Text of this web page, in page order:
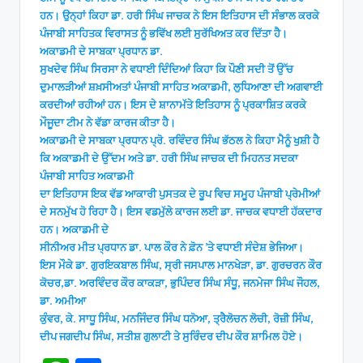
ਹਨ। ਉਨ੍ਹਾਂ ਕਿਹਾ ਡਾ. ਹਰੀ ਸਿੰਘ ਜਾਚਕ ਨੇ ਇਸ ਇਤਿਹਾਸ ਦੀ ਸੰਭਾਲ ਕਰਕੇ
ਪੰਜਾਬੀ ਸਾਹਿਤਕ ਵਿਰਾਸਤ ਨੂੰ ਭਵਿੱਖ ਲਈ ਸੁਰੱਖਿਅਤ ਕਰ ਦਿੱਤਾ ਹੈ।
ਅਕਾਡਮੀ ਦੇ ਸਾਬਕਾ ਪ੍ਰਧਾਨ ਡਾ.
ਸੁਖਦੇਵ ਸਿੰਘ ਸਿਰਸਾ ਨੇ ਵਧਾਈ ਦਿੰਦਿਆਂ ਕਿਹਾ ਕਿ ਪੌਣੀ ਸਦੀ ਤੋਂ ਉੱਚ
ਦੁਮਾਲੜੀਆਂ ਸ਼ਖ਼ਸੀਅਤਾਂ ਪੰਜਾਬੀ ਸਾਹਿਤ ਅਕਾਡਮੀ, ਲੁਧਿਆਣਾ ਦੀ ਅਗਵਾਈ
ਕਰਦੀਆਂ ਰਹੀਆਂ ਹਨ। ਇਸ ਦੇ ਸ਼ਾਨਾਮੱਤੇ ਇਤਿਹਾਸ ਨੂੰ ਪ੍ਰਕਾਸ਼ਿਤ ਕਰਕੇ
ਮੌਜੂਦਾ ਟੀਮ ਨੇ ਵੱਡਾ ਕਾਰਜ ਕੀਤਾ ਹੈ।
ਅਕਾਡਮੀ ਦੇ ਸਾਬਕਾ ਪ੍ਰਧਾਨ ਪ੍ਰੋ. ਰਵਿੰਦਰ ਸਿੰਘ ਭੱਠਲ ਨੇ ਕਿਹਾ ਮੈਨੂੰ ਖੁਸ਼ੀ ਹੈ
ਕਿ ਅਕਾਡਮੀ ਦੇ ਉੱਦਮ ਅਤੇ ਡਾ. ਹਰੀ ਸਿੰਘ ਜਾਚਕ ਦੀ ਮਿਹਨਤ ਸਦਕਾ
ਪੰਜਾਬੀ ਸਾਹਿਤ ਅਕਾਡਮੀ
ਦਾ ਇਤਿਹਾਸ ਇਕ ਵੱਡ ਆਕਾਰੀ ਪੁਸਤਕ ਦੇ ਰੂਪ ਵਿਚ ਸਮੂਹ ਪੰਜਾਬੀ ਪ੍ਰੇਮੀਆਂ
ਦੇ ਸਨਮੁੱਖ ਹੋ ਰਿਹਾ ਹੈ। ਇਸ ਵਡਮੁੱਲੇ ਕਾਰਜ ਲਈ ਡਾ. ਜਾਚਕ ਵਧਾਈ ਹੱਕਦਾਰ
ਹਨ। ਅਕਾਡਮੀ ਦੇ
ਸੀਨੀਅਰ ਮੀਤ ਪ੍ਰਧਾਨ ਡਾ. ਪਾਲ ਕੌਰ ਨੇ ਫ਼ੋਨ ’ਤੇ ਵਧਾਈ ਸੰਦੇਸ਼ ਭੇਜਿਆ।
ਇਸ ਮੌਕੇ ਡਾ. ਗੁਰਇਕਬਾਲ ਸਿੰਘ, ਸ੍ਰੀ ਜਸਪਾਲ ਮਾਨਖੇੜਾ, ਡਾ. ਗੁਰਚਰਨ ਕੌਰ
ਕੋਚਰ,ਡਾ. ਅਰਵਿੰਦਰ ਕੌਰ ਕਾਕੜਾ, ਭੁਪਿੰਦਰ ਸਿੰਘ ਸੰਧੂ, ਜਨਮੇਜਾ ਸਿੰਘ ਜੌਹਲ,
ਡਾ. ਅਮੀਆ
ਕੁੰਵਰ, ਕੇ. ਸਾਧੂ ਸਿੰਘ, ਮਨਜਿੰਦਰ ਸਿੰਘ ਧਨੋਆ, ਤ੍ਰੈਲੋਚਨ ਲੋਚੀ, ਰੋਜ਼ੀ ਸਿੰਘ,
ਦੀਪ ਜਗਦੀਪ ਸਿੰਘ, ਸਤੀਸ਼ ਗੁਲਾਟੀ ਤੇ ਸੁਰਿੰਦਰ ਦੀਪ ਕੌਰ ਸ਼ਾਮਿਲ ਹੋਏ।